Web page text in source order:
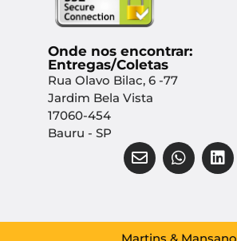
Onde nos encontrar:
Entregas/Coletas
Rua Olavo Bilac, 6 -77
Jardim Bela Vista
17060-454
Bauru - SP
Martins & Mansano